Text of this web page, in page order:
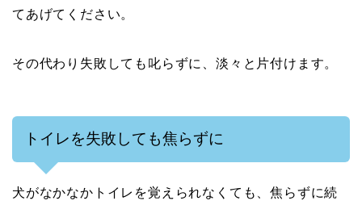
てあげてください。
その代わり失敗しても叱らずに、淡々と片付けます。
トイレを失敗しても焦らずに
犬がなかなかトイレを覚えられなくても、焦らずに続